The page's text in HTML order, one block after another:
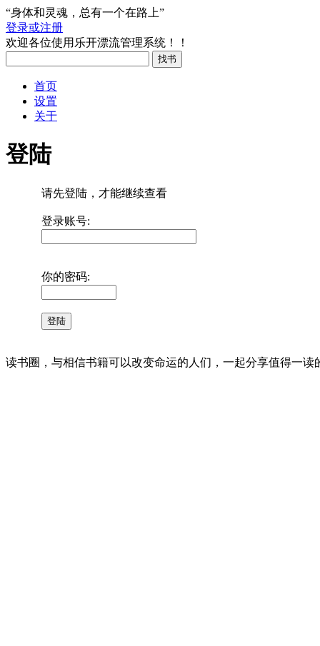
“身体和灵魂，总有一个在路上”
登录或注册
欢迎各位使用乐开漂流管理系统！！
首页
设置
关于
登陆
请先登陆，才能继续查看
登录账号:
你的密码:
读书圈，与相信书籍可以改变命运的人们，一起分享值得一读